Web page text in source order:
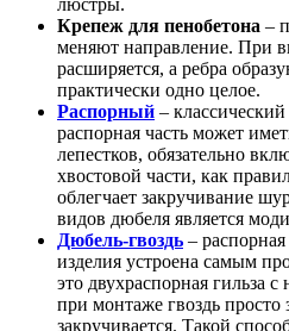
Крепеж для пенобетона –
меняют направление. При
расширяется, а ребра
практически одно целое.
Распорный –
распорная часть может
лепестков, обязательно
хвостовой части, как
облегчает закручивание
видов дюбеля является
Дюбель-гвоздь – распорная
изделия устроена самым
это двухраспорная гильза
при монтаже гвоздь просто
закручивается. Такой